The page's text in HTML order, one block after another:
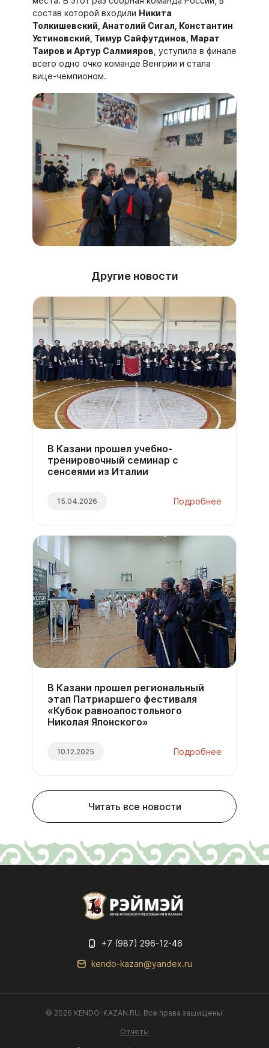
состав которой входили Никита
Толкишевский, Анатолий Сигал, Константин
Устиновский, Тимур Сайфутдинов, Марат
Таиров и Артур Салмияров , уступила в финале
всего одно очко команде Венгрии и стала
вице-чемпионом.
Другие новости
В Казани прошел учебно-
тренировочный семинар с
сенсеями из Италии
15.04.2026 Подробнее
В Казани прошел региональный
этап Патриаршего фестиваля
«Кубок равноапостольного
Николая Японского»
10.12.2025 Подробнее
Читать все новости
+7 (987) 296-12-46
kendo-kazan@yandex.ru
© 2026 KENDO-KAZAN.RU. Все права защищены.
Отчеты